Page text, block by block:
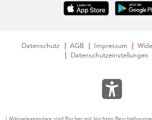
Datenschutz AGB Impressum
Datenschutzeinstellungen